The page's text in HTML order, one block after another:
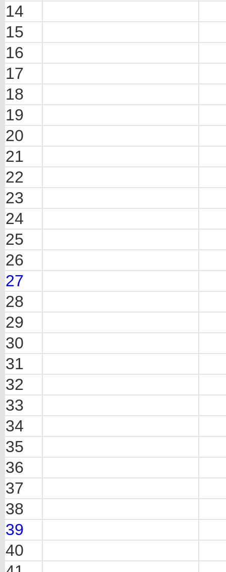
14
15
16
17
18
19
20
21
22
23
24
25
26
27
28
29
30
31
32
33
34
35
36
37
38
39
40